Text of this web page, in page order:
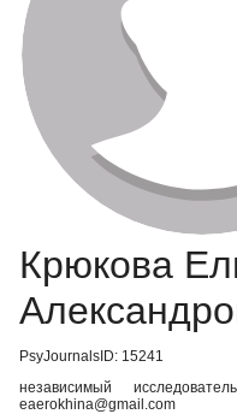
Крюкова
PsyJournalsID: 15241
независимый
eaerokhina@gmail.com